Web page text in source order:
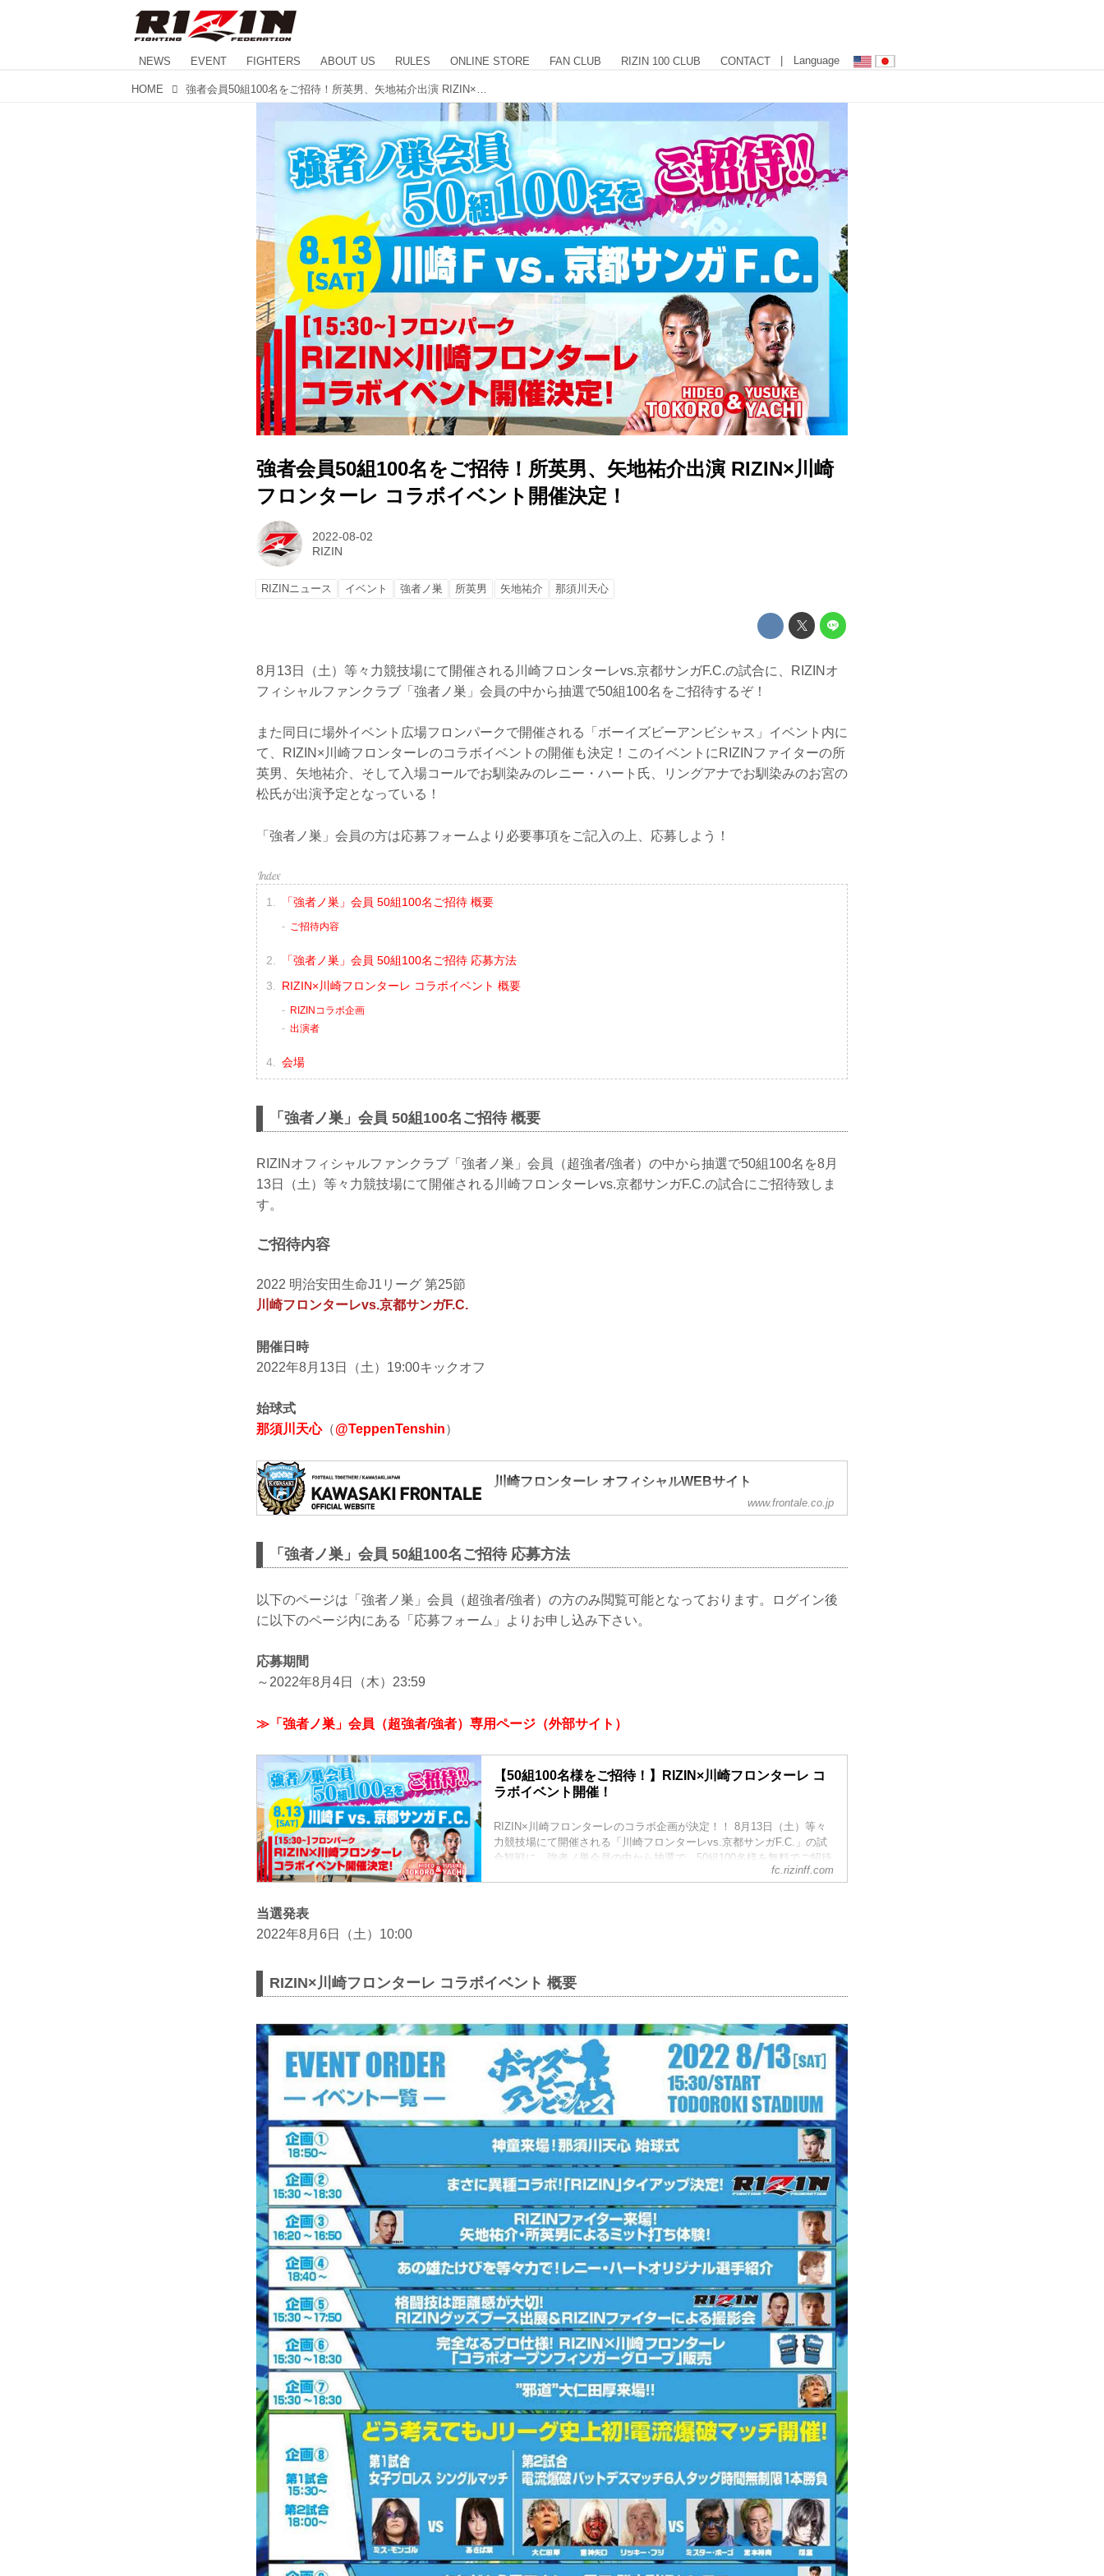
NEWS EVENT FIGHTERS ABOUT US RULES ONLINE STORE FAN CLUB RIZIN 100 CLUB CONTACT | Language
HOME
強者会員50組100名をご招待！所英男、矢地祐介出演 RIZIN×川崎
フロンターレ コラボイベント開催決定！
2022-08-02
RIZIN
RIZINニュース イベント 強者ノ巣 所英男 矢地祐介 那須川天心
8月13日（土）等々力競技場にて開催される川崎フロンターレvs.京都サンガF.C.の試合に、RIZINオ
フィシャルファンクラブ「強者ノ巣」会員の中から抽選で50組100名をご招待するぞ！
また同日に場外イベント広場フロンパークで開催される「ボーイズビーアンビシャス」イベント内に
て、RIZIN×川崎フロンターレのコラボイベントの開催も決定！このイベントにRIZINファイターの所
英男、矢地祐介、そして入場コールでお馴染みのレニー・ハート氏、リングアナでお馴染みのお宮の
松氏が出演予定となっている！
「強者ノ巣」会員の方は応募フォームより必要事項をご記入の上、応募しよう！
「強者ノ巣」会員 50組100名ご招待 概要
ご招待内容
「強者ノ巣」会員 50組100名ご招待 応募方法
RIZIN×川崎フロンターレ コラボイベント 概要
RIZINコラボ企画
出演者
会場
「強者ノ巣」会員 50組100名ご招待 概要
RIZINオフィシャルファンクラブ「強者ノ巣」会員（超強者/強者）の中から抽選で50組100名を8月
13日（土）等々力競技場にて開催される川崎フロンターレvs.京都サンガF.C.の試合にご招待致しま
す。
ご招待内容
2022 明治安田生命J1リーグ 第25節
川崎フロンターレvs.京都サンガF.C.
開催日時
2022年8月13日（土）19:00キックオフ
始球式
那須川天心（@TeppenTenshin）
川崎フロンターレ オフィシャルWEBサイト
最新のお知らせ、チケット・等々力競技場の情報、試合の情報・結
のあらゆる方法をお届け！
www.frontale.co.jp
「強者ノ巣」会員 50組100名ご招待 応募方法
以下のページは「強者ノ巣」会員（超強者/強者）の方のみ閲覧可能となっております。ログイン後
に以下のページ内にある「応募フォーム」よりお申し込み下さい。
応募期間
～2022年8月4日（木）23:59
≫「強者ノ巣」会員（超強者/強者）専用ページ（外部サイト）
【50組100名様をご招待！】RIZIN×川崎フロンターレ コ
ラボイベント開催！
RIZIN×川崎フロンターレのコラボ企画が決定！！ 8月13日（土）等々
力競技場にて開催される「川崎フロンターレvs.京都サンガF.C.」の試
合観戦に、強者ノ巣会員の中から抽選で、50組100名様を無料でご招待
いたします⚽ ご応募はファンクラブサイトからのみ受付可能となりま
fc.rizinff.com
当選発表
2022年8月6日（土）10:00
RIZIN×川崎フロンターレ コラボイベント 概要